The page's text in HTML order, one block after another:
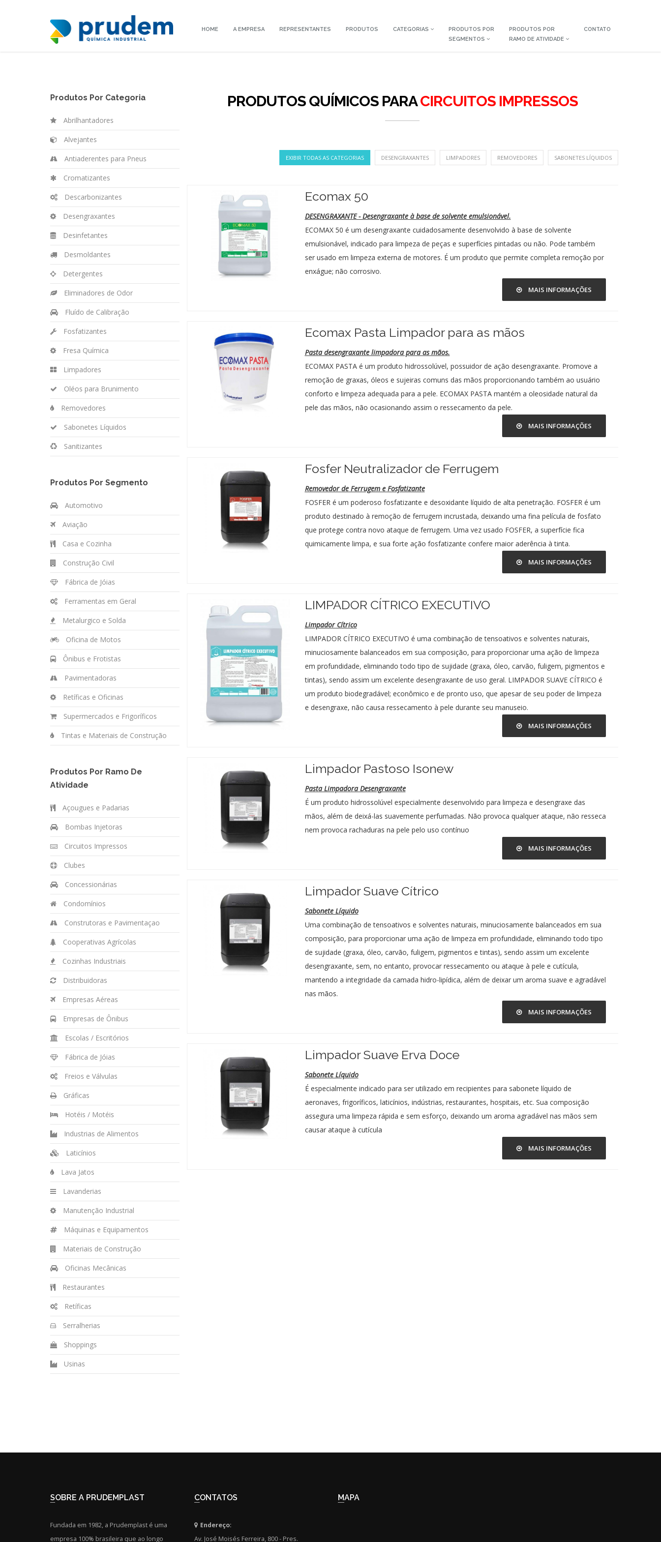
HOME A EMPRESA REPRESENTANTES PRODUTOS CATEGORIAS
PRODUTOS POR
SEGMENTOS
PRODUTOS POR
RAMO DE ATIVIDADE
CONTATO
Produtos Por Categoria
Abrilhantadores
Alvejantes
Antiaderentes para Pneus
Cromatizantes
Descarbonizantes
Desengraxantes
Desinfetantes
Desmoldantes
Detergentes
Eliminadores de Odor
Fluído de Calibração
Fosfatizantes
Fresa Química
Limpadores
Oléos para Brunimento
Removedores
Sabonetes Líquidos
Sanitizantes
Produtos Por Segmento
Automotivo
Aviação
Casa e Cozinha
Construção Civil
Fábrica de Jóias
Ferramentas em Geral
Metalurgico e Solda
Oficina de Motos
Ônibus e Frotistas
Pavimentadoras
Retíficas e Oficinas
Supermercados e Frigoríficos
Tintas e Materiais de Construção
Produtos Por Ramo De
Atividade
Açougues e Padarias
Bombas Injetoras
Circuitos Impressos
Clubes
Concessionárias
Condomínios
Construtoras e Pavimentaçao
Cooperativas Agrícolas
Cozinhas Industriais
Distribuidoras
Empresas Aéreas
Empresas de Ônibus
Escolas / Escritórios
Fábrica de Jóias
Freios e Válvulas
Gráficas
Hotéis / Motéis
Industrias de Alimentos
Laticínios
Lava Jatos
Lavanderias
Manutenção Industrial
Máquinas e Equipamentos
Materiais de Construção
Oficinas Mecânicas
Restaurantes
Retíficas
Serralherias
Shoppings
Usinas
PRODUTOS QUÍMICOS PARACIRCUITOS IMPRESSOS
EXIBIR TODAS AS CATEGORIAS DESENGRAXANTES LIMPADORES REMOVEDORES SABONETES LÍQUIDOS
Ecomax 50
DESENGRAXANTE - Desengraxante à base de solvente emulsionável.
ECOMAX 50 é um desengraxante cuidadosamente desenvolvido à base de solvente
emulsionável, indicado para limpeza de peças e superfícies pintadas ou não. Pode também
ser usado em limpeza externa de motores. É um produto que permite completa remoção por
enxágue; não corrosivo.
MAIS INFORMAÇÕES
Ecomax Pasta Limpador para as mãos
Pasta desengraxante limpadora para as mãos.
ECOMAX PASTA é um produto hidrossolúvel, possuidor de ação desengraxante. Promove a
remoção de graxas, óleos e sujeiras comuns das mãos proporcionando também ao usuário
conforto e limpeza adequada para a pele. ECOMAX PASTA mantém a oleosidade natural da
pele das mãos, não ocasionando assim o ressecamento da pele.
MAIS INFORMAÇÕES
Fosfer Neutralizador de Ferrugem
Removedor de Ferrugem e Fosfatizante
FOSFER é um poderoso fosfatizante e desoxidante líquido de alta penetração. FOSFER é um
produto destinado à remoção de ferrugem incrustada, deixando uma fina película de fosfato
que protege contra novo ataque de ferrugem. Uma vez usado FOSFER, a superfície fica
quimicamente limpa, e sua forte ação fosfatizante confere maior aderência à tinta.
MAIS INFORMAÇÕES
LIMPADOR CÍTRICO EXECUTIVO
Limpador Cítrico
LIMPADOR CÍTRICO EXECUTIVO é uma combinação de tensoativos e solventes naturais,
minuciosamente balanceados em sua composição, para proporcionar uma ação de limpeza
em profundidade, eliminando todo tipo de sujidade (graxa, óleo, carvão, fuligem, pigmentos e
tintas), sendo assim um excelente desengraxante de uso geral. LIMPADOR SUAVE CÍTRICO é
um produto biodegradável; econômico e de pronto uso, que apesar de seu poder de limpeza
e desengraxe, não causa ressecamento à pele durante seu manuseio.
MAIS INFORMAÇÕES
Limpador Pastoso Isonew
Pasta Limpadora Desengraxante
É um produto hidrossolúvel especialmente desenvolvido para limpeza e desengraxe das
mãos, além de deixá-las suavemente perfumadas. Não provoca qualquer ataque, não resseca
nem provoca rachaduras na pele pelo uso contínuo
MAIS INFORMAÇÕES
Limpador Suave Cítrico
Sabonete Líquido
Uma combinação de tensoativos e solventes naturais, minuciosamente balanceados em sua
composição, para proporcionar uma ação de limpeza em profundidade, eliminando todo tipo
de sujidade (graxa, óleo, carvão, fuligem, pigmentos e tintas), sendo assim um excelente
desengraxante, sem, no entanto, provocar ressecamento ou ataque à pele e cutícula,
mantendo a integridade da camada hidro-lipídica, além de deixar um aroma suave e agradável
nas mãos.
MAIS INFORMAÇÕES
Limpador Suave Erva Doce
Sabonete Líquido
É especialmente indicado para ser utilizado em recipientes para sabonete líquido de
aeronaves, frigoríficos, laticínios, indústrias, restaurantes, hospitais, etc. Sua composição
assegura uma limpeza rápida e sem esforço, deixando um aroma agradável nas mãos sem
causar ataque à cutícula
MAIS INFORMAÇÕES
SOBRE A PRUDEMPLAST
Fundada em 1982, a Prudemplast é uma
empresa 100% brasileira que ao longo
CONTATOS
Endereço:
Av. José Moisés Ferreira, 800 - Pres.
MAPA